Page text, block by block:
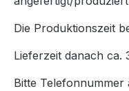
Die Produktionszeit
Lieferzeit danach ca.
Bitte Telefonnummer